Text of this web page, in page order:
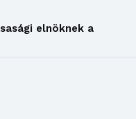
elnöknek a